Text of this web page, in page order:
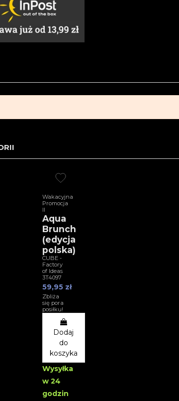
Wakacyjna
Promocja
II
Aqua
Brunch
(edycja
polska)
CUBE -
Factory
of Ideas
3T4097
59,95 zł
Zbliża
się pora
posiłku!
Dodaj
do
koszyka
Wysyłka
w 24
godzin